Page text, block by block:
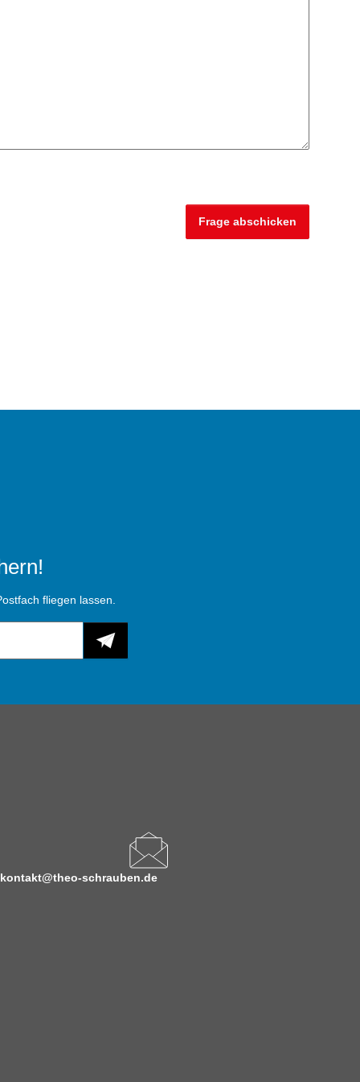
Frage abschicken
fliegen lassen.
kontakt@theo-schrauben.de